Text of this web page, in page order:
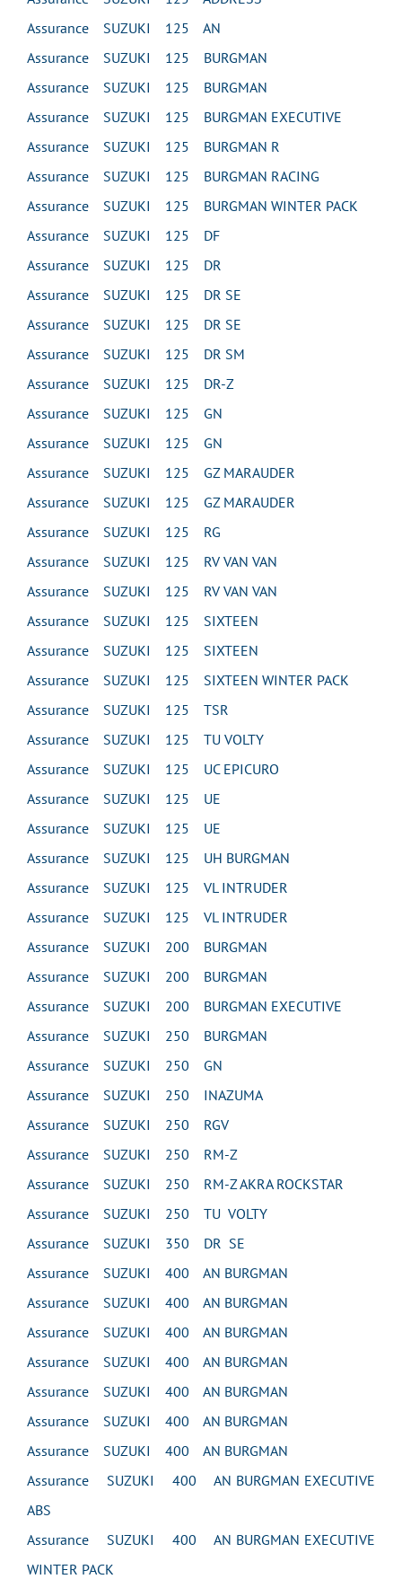
Assurance SUZUKI 125 AN
Assurance SUZUKI 125 BURGMAN
Assurance SUZUKI 125 BURGMAN
Assurance SUZUKI 125 BURGMAN EXECUTIVE
Assurance SUZUKI 125 BURGMAN R
Assurance SUZUKI 125 BURGMAN RACING
Assurance SUZUKI 125 BURGMAN WINTER PACK
Assurance SUZUKI 125 DF
Assurance SUZUKI 125 DR
Assurance SUZUKI 125 DR SE
Assurance SUZUKI 125 DR SE
Assurance SUZUKI 125 DR SM
Assurance SUZUKI 125 DR-Z
Assurance SUZUKI 125 GN
Assurance SUZUKI 125 GN
Assurance SUZUKI 125 GZ MARAUDER
Assurance SUZUKI 125 GZ MARAUDER
Assurance SUZUKI 125 RG
Assurance SUZUKI 125 RV VAN VAN
Assurance SUZUKI 125 RV VAN VAN
Assurance SUZUKI 125 SIXTEEN
Assurance SUZUKI 125 SIXTEEN
Assurance SUZUKI 125 SIXTEEN WINTER PACK
Assurance SUZUKI 125 TSR
Assurance SUZUKI 125 TU VOLTY
Assurance SUZUKI 125 UC EPICURO
Assurance SUZUKI 125 UE
Assurance SUZUKI 125 UE
Assurance SUZUKI 125 UH BURGMAN
Assurance SUZUKI 125 VL INTRUDER
Assurance SUZUKI 125 VL INTRUDER
Assurance SUZUKI 200 BURGMAN
Assurance SUZUKI 200 BURGMAN
Assurance SUZUKI 200 BURGMAN EXECUTIVE
Assurance SUZUKI 250 BURGMAN
Assurance SUZUKI 250 GN
Assurance SUZUKI 250 INAZUMA
Assurance SUZUKI 250 RGV
Assurance SUZUKI 250 RM-Z
Assurance SUZUKI 250 RM-Z AKRA ROCKSTAR
Assurance SUZUKI 250 TU VOLTY
Assurance SUZUKI 350 DR SE
Assurance SUZUKI 400 AN BURGMAN
Assurance SUZUKI 400 AN BURGMAN
Assurance SUZUKI 400 AN BURGMAN
Assurance SUZUKI 400 AN BURGMAN
Assurance SUZUKI 400 AN BURGMAN
Assurance SUZUKI 400 AN BURGMAN
Assurance SUZUKI 400 AN BURGMAN
Assurance SUZUKI 400 AN BURGMAN EXECUTIVE
ABS
Assurance SUZUKI 400 AN BURGMAN EXECUTIVE
WINTER PACK